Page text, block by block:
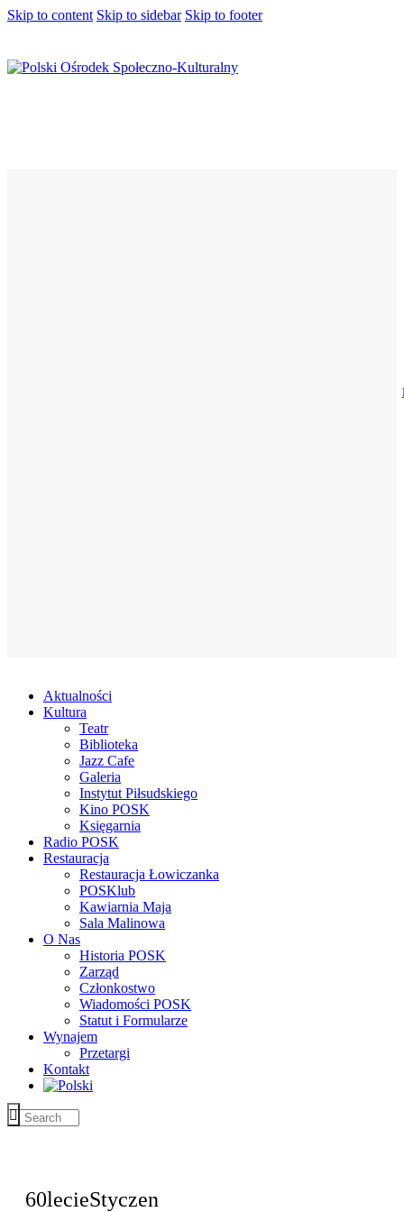
Skip to content Skip to sidebar Skip to footer
Aktualności
Kultura
Teatr
Biblioteka
Jazz Cafe
Galeria
Instytut Piłsudskiego
Kino POSK
Księgarnia
Radio POSK
Restauracja
Restauracja Łowiczanka
POSKlub
Kawiarnia Maja
Sala Malinowa
O Nas
Historia POSK
Zarząd
Członkostwo
Wiadomości POSK
Statut i Formularze
Wynajem
Przetargi
Kontakt
60lecieStyczen